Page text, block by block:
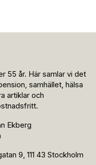
55 år. Här samlar vi det
samhället, hälsa
artiklar och
Ekberg
9, 111 43 Stockholm